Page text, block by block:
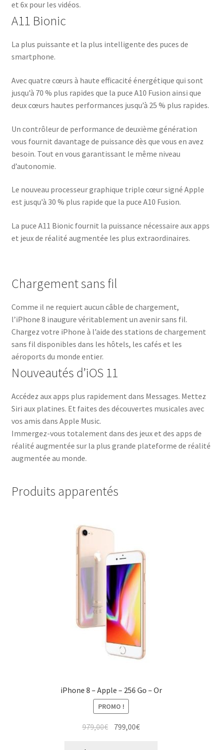
et 6x pour les vidéos.
A11 Bionic
La plus puissante et la plus intelligente des puces de
smartphone.
Avec quatre cœurs à haute efficacité énergétique qui sont
jusqu’à 70 % plus rapides que la puce A10 Fusion ainsi que
deux cœurs hautes performances jusqu’à 25 % plus rapides.
Un contrôleur de performance de deuxième génération
vous fournit davantage de puissance dès que vous en avez
besoin. Tout en vous garantissant le même niveau
d’autonomie.
Le nouveau processeur graphique triple cœur signé Apple
est jusqu’à 30 % plus rapide que la puce A10 Fusion.
La puce A11 Bionic fournit la puissance nécessaire aux apps
et jeux de réalité augmentée les plus extraordinaires.
Chargement sans fil
Comme il ne requiert aucun câble de chargement,
l’iPhone 8 inaugure véritablement un avenir sans fil.
Chargez votre iPhone à l’aide des stations de chargement
sans fil disponibles dans les hôtels, les cafés et les
aéroports du monde entier.
Nouveautés d’iOS 11
Accédez aux apps plus rapidement dans Messages. Mettez
Siri aux platines. Et faites des découvertes musicales avec
vos amis dans Apple Music.
Immergez-vous totalement dans des jeux et des apps de
réalité augmentée sur la plus grande plateforme de réalité
augmentée au monde.
Produits apparentés
iPhone 8 – Apple – 256 Go – Or
PROMO !
979,00€ 799,00€